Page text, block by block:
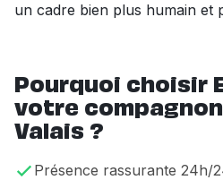
un cadre bien plus humain et
Pourquoi choisir
votre
Valais ?
Présence rassurante 24h/